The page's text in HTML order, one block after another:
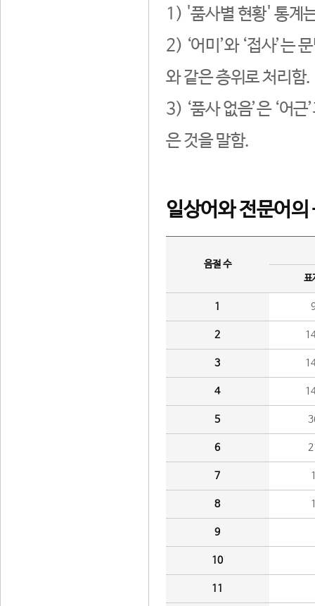
1) '품사별 현황' 통계
2) ‘어미’와 ‘접사’는
와 같은 층위로 처리함.
3) ‘품사 없음’은 ‘어
은 것을 말함.
일상어와 전문어의
음절 수
표
1
2
3
4
5
6
7
8
9
10
11